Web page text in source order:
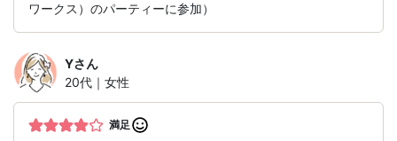
ワークス）のパーティーに参加）
Yさん
20代｜女性
満足